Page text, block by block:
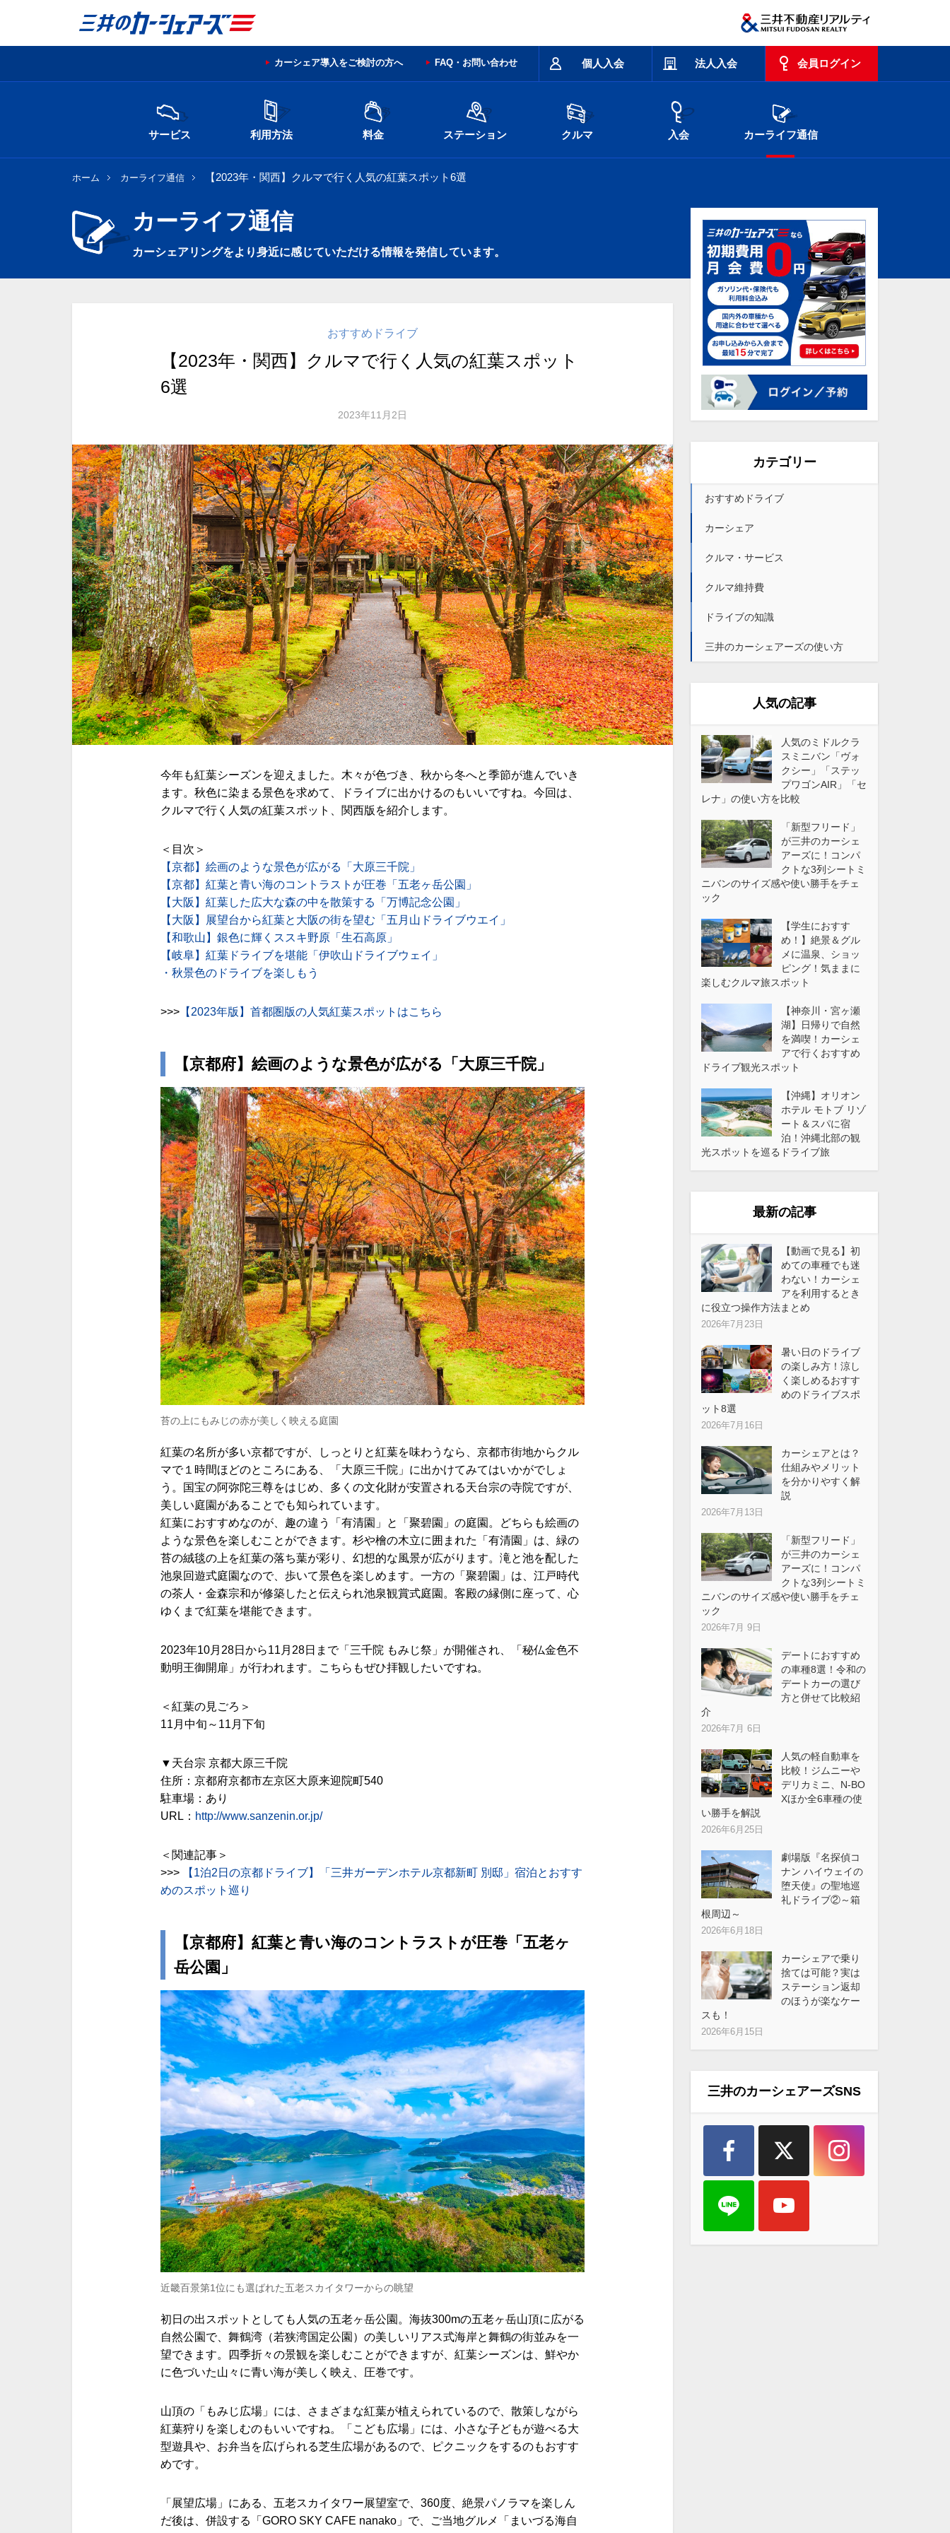
個人入会 法人入会 会員ログイン
カーシェア導入をご検討の方へ FAQ・お問い合わせ
サービス 利用方法 料金 ステーション クルマ 入会 カーライフ通信
ホーム カーライフ通信 【2023年・関西】クルマで行く人気の紅葉スポット6選
カーライフ通信
カーシェアリングをより身近に感じていただける情報を発信しています。
おすすめドライブ
【2023年・関西】クルマで行く人気の紅葉スポット
6選
2023年11月2日
今年も紅葉シーズンを迎えました。木々が色づき、秋から冬へと季節が進んでいき
ます。秋色に染まる景色を求めて、ドライブに出かけるのもいいですね。今回は、
クルマで行く人気の紅葉スポット、関西版を紹介します。
＜目次＞
【京都】絵画のような景色が広がる「大原三千院」
【京都】紅葉と青い海のコントラストが圧巻「五老ヶ岳公園」
【大阪】紅葉した広大な森の中を散策する「万博記念公園」
【大阪】展望台から紅葉と大阪の街を望む「五月山ドライブウエイ」
【和歌山】銀色に輝くススキ野原「生石高原」
【岐阜】紅葉ドライブを堪能「伊吹山ドライブウェイ」
・秋景色のドライブを楽しもう
>>> 【2023年版】首都圏版の人気紅葉スポットはこちら
【京都府】絵画のような景色が広がる「大原三千院」
苔の上にもみじの赤が美しく映える庭園
紅葉の名所が多い京都ですが、しっとりと紅葉を味わうなら、京都市街地からクル
マで１時間ほどのところにある、「大原三千院」に出かけてみてはいかがでしょ
う。国宝の阿弥陀三尊をはじめ、多くの文化財が安置される天台宗の寺院ですが、
美しい庭園があることでも知られています。
紅葉におすすめなのが、趣の違う「有清園」と「聚碧園」の庭園。どちらも絵画の
ような景色を楽しむことができます。杉や檜の木立に囲まれた「有清園」は、緑の
苔の絨毯の上を紅葉の落ち葉が彩り、幻想的な風景が広がります。滝と池を配した
池泉回遊式庭園なので、歩いて景色を楽しめます。一方の「聚碧園」は、江戸時代
の茶人・金森宗和が修築したと伝えられ池泉観賞式庭園。客殿の縁側に座って、心
ゆくまで紅葉を堪能できます。
2023年10月28日から11月28日まで「三千院 もみじ祭」が開催され、「秘仏金色不
動明王御開扉」が行われます。こちらもぜひ拝観したいですね。
＜紅葉の見ごろ＞
11月中旬～11月下旬
▼天台宗 京都大原三千院
住所：京都府京都市左京区大原来迎院町540
駐車場：あり
URL： http://www.sanzenin.or.jp/
＜関連記事＞
>>> 【1泊2日の京都ドライブ】「三井ガーデンホテル京都新町 別邸」宿泊とおすす
めのスポット巡り
【京都府】紅葉と青い海のコントラストが圧巻「五老ヶ
岳公園」
近畿百景第1位にも選ばれた五老スカイタワーからの眺望
初日の出スポットとしても人気の五老ヶ岳公園。海抜300mの五老ヶ岳山頂に広がる
自然公園で、舞鶴湾（若狭湾国定公園）の美しいリアス式海岸と舞鶴の街並みを一
望できます。四季折々の景観を楽しむことができますが、紅葉シーズンは、鮮やか
に色づいた山々に青い海が美しく映え、圧巻です。
山頂の「もみじ広場」には、さまざまな紅葉が植えられているので、散策しながら
紅葉狩りを楽しむのもいいですね。「こども広場」には、小さな子どもが遊べる大
型遊具や、お弁当を広げられる芝生広場があるので、ピクニックをするのもおすす
めです。
「展望広場」にある、五老スカイタワー展望室で、360度、絶景パノラマを楽しん
だ後は、併設する「GORO SKY CAFE nanako」で、ご当地グルメ「まいづる海自
カテゴリー
おすすめドライブ
カーシェア
クルマ・サービス
クルマ維持費
ドライブの知識
三井のカーシェアーズの使い方
人気の記事
人気のミドルクラ
スミニバン「ヴォ
クシー」「ステッ
プワゴンAIR」「セ
レナ」の使い方を比較
「新型フリード」
が三井のカーシェ
アーズに！コンパ
クトな3列シートミ
ニバンのサイズ感や使い勝手をチェ
ック
【学生におすす
め！】絶景＆グル
メに温泉、ショッ
ピング！気ままに
楽しむクルマ旅スポット
【神奈川・宮ヶ瀬
湖】日帰りで自然
を満喫！カーシェ
アで行くおすすめ
ドライブ観光スポット
【沖縄】オリオン
ホテル モトブ リゾ
ート＆スパに宿
泊！沖縄北部の観
光スポットを巡るドライブ旅
最新の記事
【動画で見る】初
めての車種でも迷
わない！カーシェ
アを利用するとき
に役立つ操作方法まとめ
2026年7月23日
暑い日のドライブ
の楽しみ方！涼し
く楽しめるおすす
めのドライブスポ
ット8選
2026年7月16日
カーシェアとは？
仕組みやメリット
を分かりやすく解
説
2026年7月13日
「新型フリード」
が三井のカーシェ
アーズに！コンパ
クトな3列シートミ
ニバンのサイズ感や使い勝手をチェ
ック
2026年7月 9日
デートにおすすめ
の車種8選！令和の
デートカーの選び
方と併せて比較紹
介
2026年7月 6日
人気の軽自動車を
比較！ジムニーや
デリカミニ、N-BO
Xほか全6車種の使
い勝手を解説
2026年6月25日
劇場版『名探偵コ
ナン ハイウェイの
堕天使』の聖地巡
礼ドライブ②～箱
根周辺～
2026年6月18日
カーシェアで乗り
捨ては可能？実は
ステーション返却
のほうが楽なケー
スも！
2026年6月15日
三井のカーシェアーズSNS